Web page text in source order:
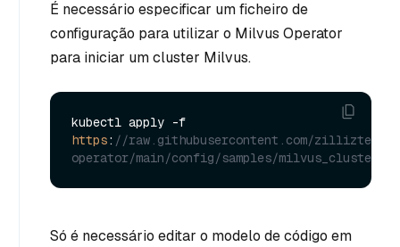
É necessário especificar um ficheiro de
configuração para utilizar o Milvus Operator
para iniciar um cluster Milvus.
https: //raw.githubusercontent.com/zilliztech/
operator/main/config/samples/
Só é necessário editar o modelo de código em